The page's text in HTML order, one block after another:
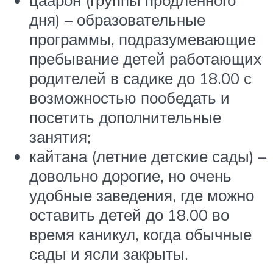
дня) – образовательные
программы, подразумевающие
пребывание детей работающих
родителей в садике до 18.00 с
возможностью пообедать и
посетить дополнительные
занятия;
кайтана (летние детские сады) –
довольно дорогие, но очень
удобные заведения, где можно
оставить детей до 18.00 во
время каникул, когда обычные
сады и ясли закрыты.